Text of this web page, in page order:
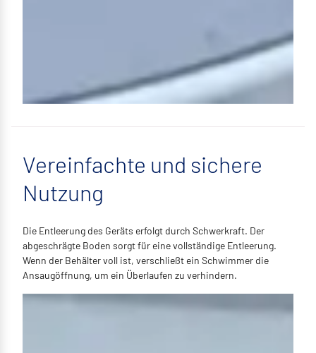
Vereinfachte und sichere
Nutzung
Die Entleerung des Geräts erfolgt durch Schwerkraft. Der
abgeschrägte Boden sorgt für eine vollständige Entleerung.
Wenn der Behälter voll ist, verschließt ein Schwimmer die
Ansaugöffnung, um ein Überlaufen zu verhindern.